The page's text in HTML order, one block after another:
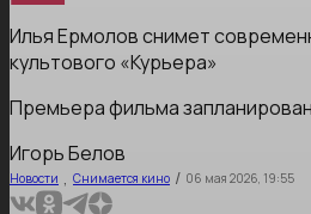
Илья Ермолов снимет
культового «Курьера»
Премьера фильма
Игорь Белов
Новости , Снимается кино / 06 мая 2026, 19:55